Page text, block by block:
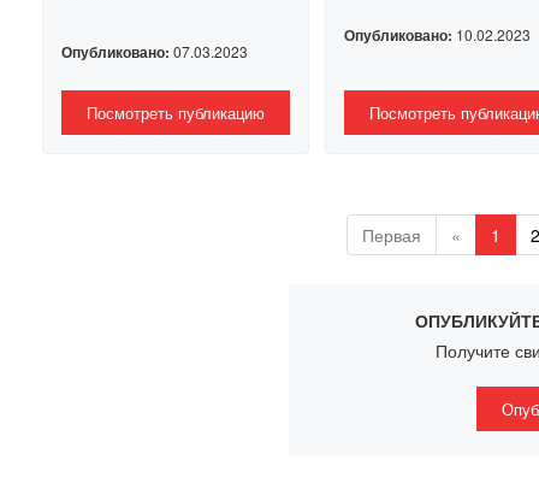
Опубликовано: 07.03.2023
Посмотреть публикацию
Опубликовано: 10.02.2023
Посмотреть
Первая « 1 2
Получите